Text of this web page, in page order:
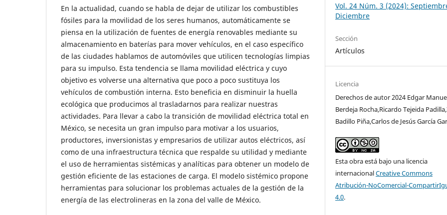
En la actualidad, cuando se habla de dejar de utilizar los combustibles
fósiles para la movilidad de los seres humanos, automáticamente se
piensa en la utilización de fuentes de energía renovables mediante su
almacenamiento en baterías para mover vehículos, en el caso específico
de las ciudades hablamos de automóviles que utilicen tecnologías limpias
para su impulso. Esta tendencia se llama movilidad eléctrica y cuyo
objetivo es volverse una alternativa que poco a poco sustituya los
vehículos de combustión interna. Esto beneficia en disminuir la huella
ecológica que producimos al trasladarnos para realizar nuestras
actividades. Para llevar a cabo la transición de movilidad eléctrica total en
México, se necesita un gran impulso para motivar a los usuarios,
productores, inversionistas y empresarios de utilizar autos eléctricos, así
como de una infraestructura técnica que respalde su utilidad y mediante
el uso de herramientas sistémicas y analíticas para obtener un modelo de
gestión eficiente de las estaciones de carga. El modelo sistémico propone
herramientas para solucionar los problemas actuales de la gestión de la
energía de las electrolineras en la zona del valle de México.
Vol. 24 Núm. 3 (2024):
Diciembre
Sección
Artículos
Licencia
Derechos de autor 2024 Edgar
Berdeja Rocha,Ricardo Tejeida
Badillo Piña,Carlos de Jesús García
Esta obra está bajo una licencia
internacionalCreative Commons
Atribución-NoComercial-
4.0.